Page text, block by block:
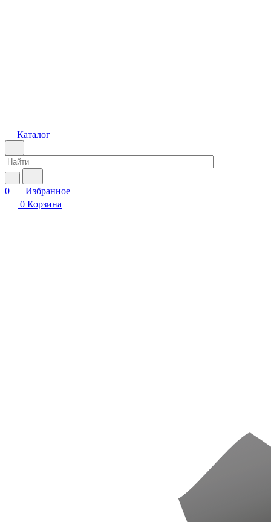
Каталог
0
Избранное
0 Корзина